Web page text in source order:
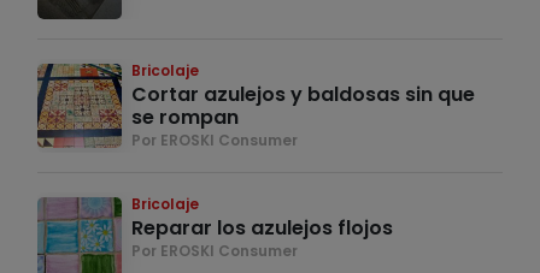
Bricolaje
Cortar azulejos y baldosas sin que
se rompan
Por EROSKI Consumer
Bricolaje
Reparar los azulejos flojos
Por EROSKI Consumer